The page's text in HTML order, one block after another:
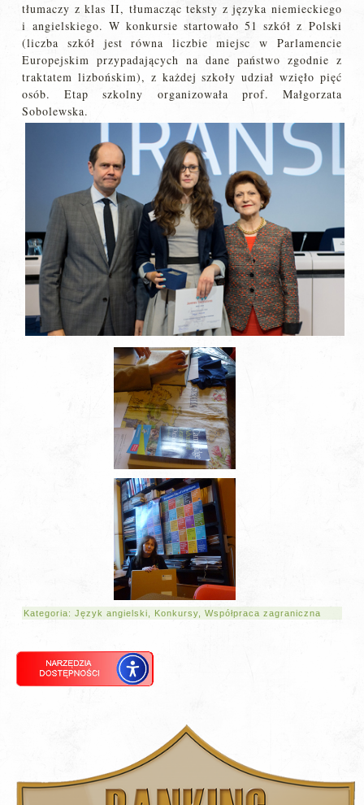
tłumaczy z klas II, tłumacząc teksty z języka niemieckiego
i angielskiego. W konkursie startowało 51 szkół z Polski
(liczba szkół jest równa liczbie miejsc w Parlamencie
Europejskim przypadających na dane państwo zgodnie z
traktatem lizbońskim), z każdej szkoły udział wzięło pięć
osób. Etap szkolny organizowała prof. Małgorzata
Sobolewska.
Kategoria:Język angielski Konkursy ,Współpraca zagraniczna